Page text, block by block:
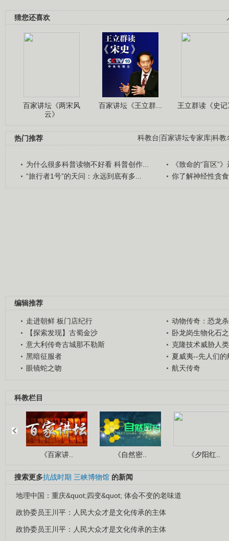
猜您还喜欢
百家讲坛《两宋风
云》
百家讲坛《王立群... 王立群读《史
科教台 百家讲坛专家库 科教
热门推荐
为什么很多科普读物不好看 科普创作...
《致命的“盲区”
“旅行者1号”的天问：永远到底有多...
你了解神经性贪
编辑推荐
走进朝鲜 板门店纪行
动物传奇：恐龙
【探索发现】古蜀金沙
卧龙岗生物化石
意大利传奇古城那不勒斯
克隆技术威胁人
黑暗征服者
夏威夷--先人们的
眼镜蛇之吻
航天传奇
科教栏目
《百家讲.. 《自然密.. 《夕阳红..
搜索更多抗战时期 三峡博物馆 的新闻
地理中国：重庆&quot;四变&quot; 体会不变的老味道
政协委员王川平：人民大众才是文化传承的主体
政协委员王川平：人民大众才是文化传承的主体